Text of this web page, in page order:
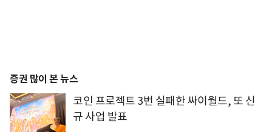
증권 많이 본 뉴스
코인 프로젝트 3번 실패한 싸이월드, 또 신
규 사업 발표